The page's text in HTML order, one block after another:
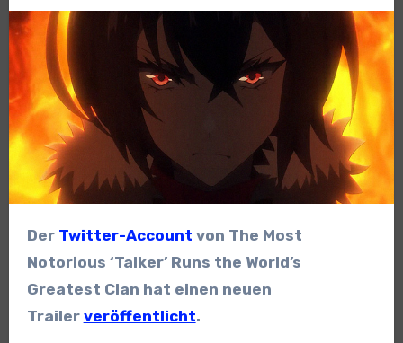
Der Twitter-Account von The Most
Notorious ‘Talker’ Runs the World’s
Greatest Clan hat einen neuen
Trailer veröffentlicht.